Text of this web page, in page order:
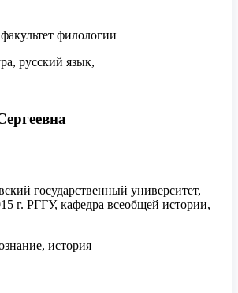
филологии
русский язык,
государственный университет,
г. РГГУ, кафедра всеобщей истории,
история